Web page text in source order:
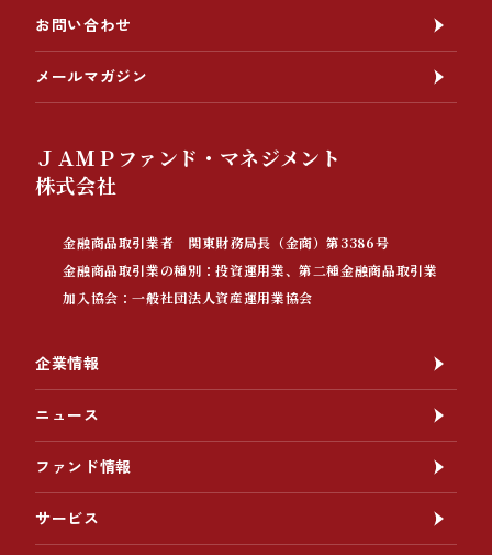
お問い合わせ
メールマガジン
ＪＡＭＰファンド・マネジメント
株式会社
金融商品取引業者 関東財務局長（金商）第3386号
金融商品取引業の種別：投資運用業、第二種金融商品取引業
加入協会：一般社団法人資産運用業協会
企業情報
ニュース
ファンド情報
サービス